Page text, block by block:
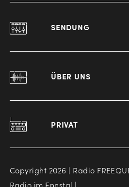
SENDUNG
ÜBER UNS
PRIVAT
Copyright 2026 | Radio
Radio im Ennstal |